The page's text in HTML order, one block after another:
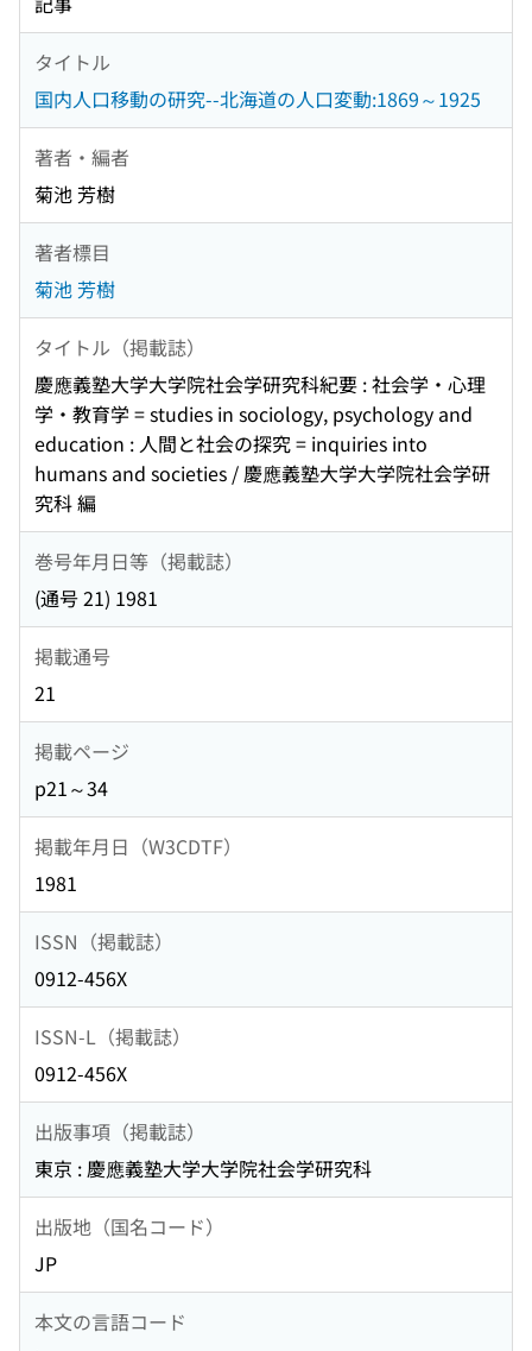
タイトル
国内人口移動の研究--北海道の人口変動:1869～1925
著者・編者
菊池 芳樹
著者標目
菊池 芳樹
タイトル（掲載誌）
慶應義塾大学大学院社会学研究科紀要 : 社会学・心理
学・教育学 = studies in sociology, psychology and
education : 人間と社会の探究 = inquiries into
humans and societies / 慶應義塾大学大学院社会学研
究科 編
巻号年月日等（掲載誌）
(通号 21) 1981
掲載通号
21
掲載ページ
p21～34
掲載年月日（W3CDTF）
1981
ISSN（掲載誌）
0912-456X
ISSN-L（掲載誌）
0912-456X
出版事項（掲載誌）
東京 : 慶應義塾大学大学院社会学研究科
出版地（国名コード）
JP
本文の言語コード